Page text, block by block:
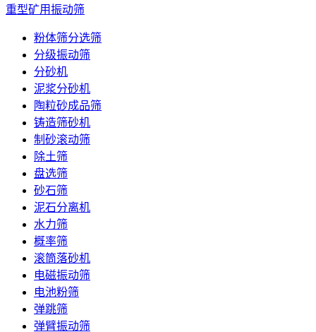
重型矿用振动筛
粉体筛分选筛
分级振动筛
分砂机
泥浆分砂机
陶粒砂成品筛
铸造筛砂机
制砂滚动筛
除土筛
盘选筛
砂石筛
泥石分离机
水力筛
概率筛
滚筒落砂机
电磁振动筛
电池粉筛
弹跳筛
弹臂振动筛